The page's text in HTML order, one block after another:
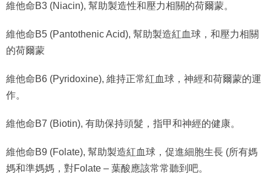
維他命B3 (Niacin), 幫助製造性和壓力相關的荷爾蒙。
維他命B5 (Pantothenic Acid), 幫助製造紅血球，和壓力相關
的荷爾蒙
維他命B6 (Pyridoxine), 維持正常紅血球，神經和荷爾蒙的運
作。
維他命B7 (Biotin), 有助保持頭髮，指甲和神經的健康。
維他命B9 (Folate), 幫助製造紅血球，促進細胞生長 (所有媽
媽和準媽媽，對Folate – 葉酸應該常常聽到吧。